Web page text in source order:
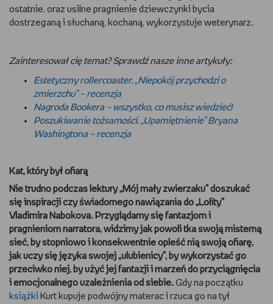
ostatnie, oraz usilne pragnienie dziewczynki bycia
dostrzeganą i słuchaną, kochaną, wykorzystuje weterynarz.
Zainteresował cię temat? Sprawdź nasze inne artykuły:
Estetyczny rollercoaster. „Niepokój przychodzi o
zmierzchu” – recenzja
Nagroda Bookera – wszystko, co musisz wiedzieć!
Poszukiwanie tożsamości. „Upamiętnienie” Bryana
Washingtona – recenzja
Kat, który był ofiarą
Nie trudno podczas lektury „Mój mały zwierzaku” doszukać
się inspiracji czy świadomego nawiązania do „Lolity”
Vladimira Nabokova. Przyglądamy się fantazjom i
pragnieniom narratora, widzimy jak powoli tka swoją misterną
sieć, by stopniowo i konsekwentnie opleść nią swoją ofiarę,
jak uczy się języka swojej „ulubienicy”, by wykorzystać go
przeciwko niej, by użyć jej fantazji i marzeń do przyciągnięcia
i emocjonalnego uzależnienia od siebie. Gdy na początku
książki Kurt kupuje podwójny materac i rzuca go na tył